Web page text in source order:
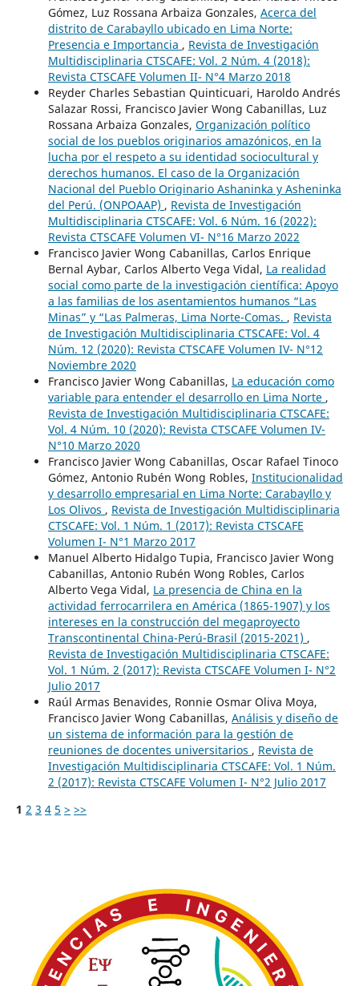
Gómez, Luz Rossana Arbaiza Gonzales, Acerca del
distrito de Carabayllo ubicado en Lima Norte:
Presencia e Importancia , Revista de Investigación
Multidisciplinaria CTSCAFE: Vol. 2 Núm. 4 (2018):
Revista CTSCAFE Volumen II- N°4 Marzo 2018
Reyder Charles Sebastian Quinticuari, Haroldo Andrés
Salazar Rossi, Francisco Javier Wong Cabanillas, Luz
Rossana Arbaiza Gonzales, Organización político
social de los pueblos originarios amazónicos, en la
lucha por el respeto a su identidad sociocultural y
derechos humanos. El caso de la Organización
Nacional del Pueblo Originario Ashaninka y Asheninka
del Perú. (ONPOAAP) , Revista de Investigación
Multidisciplinaria CTSCAFE: Vol. 6 Núm. 16 (2022):
Revista CTSCAFE Volumen VI- N°16 Marzo 2022
Francisco Javier Wong Cabanillas, Carlos Enrique
Bernal Aybar, Carlos Alberto Vega Vidal, La realidad
social como parte de la investigación científica: Apoyo
a las familias de los asentamientos humanos “Las
Minas” y “Las Palmeras, Lima Norte-Comas. , Revista
de Investigación Multidisciplinaria CTSCAFE: Vol. 4
Núm. 12 (2020): Revista CTSCAFE Volumen IV- N°12
Noviembre 2020
Francisco Javier Wong Cabanillas, La educación como
variable para entender el desarrollo en Lima Norte ,
Revista de Investigación Multidisciplinaria CTSCAFE:
Vol. 4 Núm. 10 (2020): Revista CTSCAFE Volumen IV-
N°10 Marzo 2020
Francisco Javier Wong Cabanillas, Oscar Rafael Tinoco
Gómez, Antonio Rubén Wong Robles, Institucionalidad
y desarrollo empresarial en Lima Norte: Carabayllo y
Los Olivos , Revista de Investigación Multidisciplinaria
CTSCAFE: Vol. 1 Núm. 1 (2017): Revista CTSCAFE
Volumen I- N°1 Marzo 2017
Manuel Alberto Hidalgo Tupia, Francisco Javier Wong
Cabanillas, Antonio Rubén Wong Robles, Carlos
Alberto Vega Vidal, La presencia de China en la
actividad ferrocarrilera en América (1865-1907) y los
intereses en la construcción del megaproyecto
Transcontinental China-Perú-Brasil (2015-2021) ,
Revista de Investigación Multidisciplinaria CTSCAFE:
Vol. 1 Núm. 2 (2017): Revista CTSCAFE Volumen I- N°2
Julio 2017
Raúl Armas Benavides, Ronnie Osmar Oliva Moya,
Francisco Javier Wong Cabanillas, Análisis y diseño de
un sistema de información para la gestión de
reuniones de docentes universitarios , Revista de
Investigación Multidisciplinaria CTSCAFE: Vol. 1 Núm.
2 (2017): Revista CTSCAFE Volumen I- N°2 Julio 2017
1 2 3 4 5 > >>